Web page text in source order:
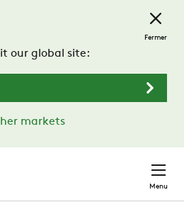
our global site:
markets
Fermer
Menu